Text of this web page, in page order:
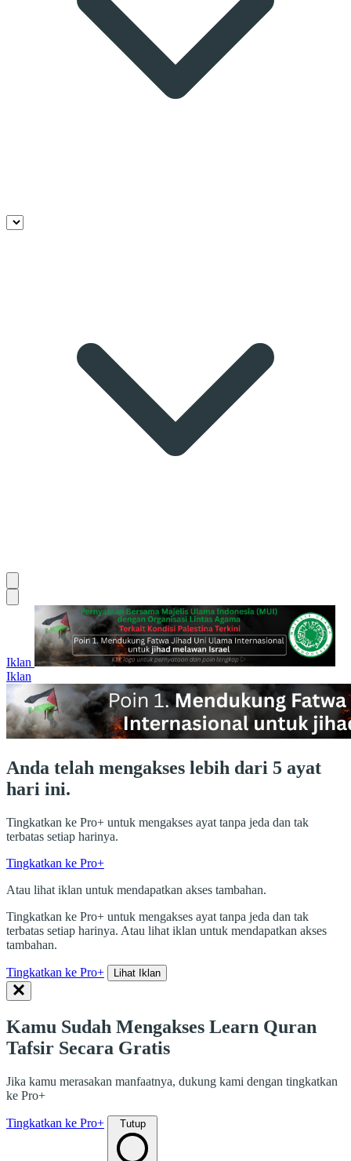
Iklan
Iklan
Anda telah mengakses lebih dari 5 ayat
hari ini.
Tingkatkan ke Pro+ untuk mengakses ayat tanpa jeda dan tak
terbatas setiap harinya.
Tingkatkan ke Pro+
Atau lihat iklan untuk mendapatkan akses tambahan.
Tingkatkan ke Pro+ untuk mengakses ayat tanpa jeda dan tak
terbatas setiap harinya. Atau lihat iklan untuk mendapatkan akses
tambahan.
Tingkatkan ke Pro+ Lihat Iklan
Kamu Sudah Mengakses Learn Quran
Tafsir Secara Gratis
Jika kamu merasakan manfaatnya, dukung kami dengan tingkatkan
ke Pro+
Tingkatkan ke Pro+ Tutup